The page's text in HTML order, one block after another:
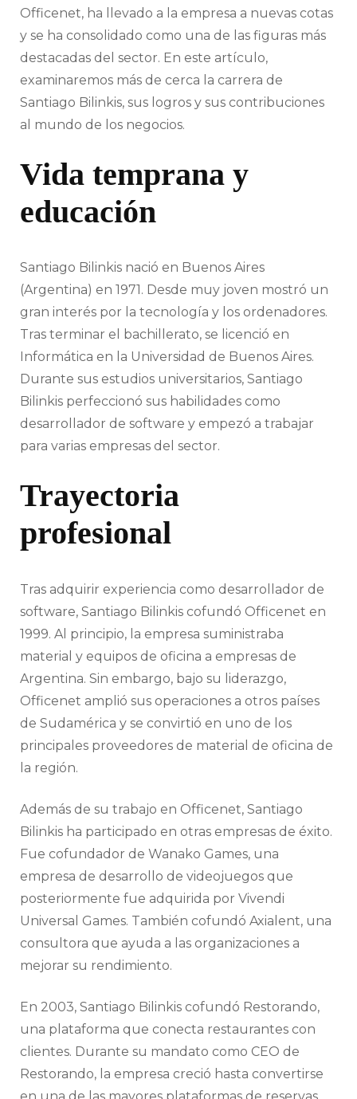
Officenet, ha llevado a la empresa a nuevas cotas
y se ha consolidado como una de las figuras más
destacadas del sector. En este artículo,
examinaremos más de cerca la carrera de
Santiago Bilinkis, sus logros y sus contribuciones
al mundo de los negocios.
Vida temprana y
educación
Santiago Bilinkis nació en Buenos Aires
(Argentina) en 1971. Desde muy joven mostró un
gran interés por la tecnología y los ordenadores.
Tras terminar el bachillerato, se licenció en
Informática en la Universidad de Buenos Aires.
Durante sus estudios universitarios, Santiago
Bilinkis perfeccionó sus habilidades como
desarrollador de software y empezó a trabajar
para varias empresas del sector.
Trayectoria
profesional
Tras adquirir experiencia como desarrollador de
software, Santiago Bilinkis cofundó Officenet en
1999. Al principio, la empresa suministraba
material y equipos de oficina a empresas de
Argentina. Sin embargo, bajo su liderazgo,
Officenet amplió sus operaciones a otros países
de Sudamérica y se convirtió en uno de los
principales proveedores de material de oficina de
la región.
Además de su trabajo en Officenet, Santiago
Bilinkis ha participado en otras empresas de éxito.
Fue cofundador de Wanako Games, una
empresa de desarrollo de videojuegos que
posteriormente fue adquirida por Vivendi
Universal Games. También cofundó Axialent, una
consultora que ayuda a las organizaciones a
mejorar su rendimiento.
En 2003, Santiago Bilinkis cofundó Restorando,
una plataforma que conecta restaurantes con
clientes. Durante su mandato como CEO de
Restorando, la empresa creció hasta convertirse
en una de las mayores plataformas de reservas